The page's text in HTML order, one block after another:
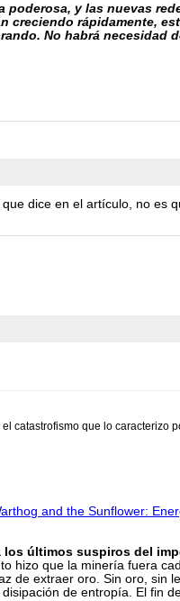
y las nuevas
creciendo rápidamente,
No habrá necesidad
dice en el artículo, no es
catastrofismo que lo caracterizo
and the Sunflower:
los últimos suspiros del
hizo que la minería fuera
de extraer oro. Sin oro, sin
de entropía. El fin